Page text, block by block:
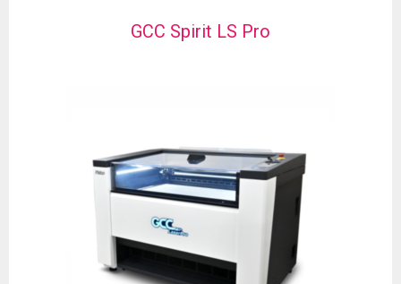
GCC Spirit LS Pro